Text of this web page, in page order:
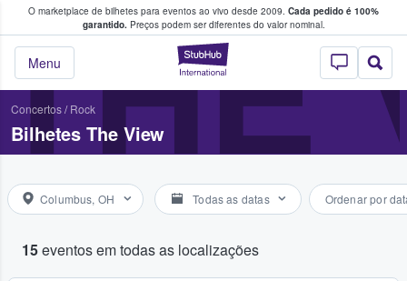
O marketplace de bilhetes para eventos ao vivo desde 2009. Cada pedido é 100%
garantido.Preços podem ser diferentes do valor nominal.
StubHub – onde
Menu
fãs compram e vendem bilhetes
Concertos/ Rock
Bilhetes The View
Columbus, OH Todas as datas Ordenar por
15eventos em todas as localizações